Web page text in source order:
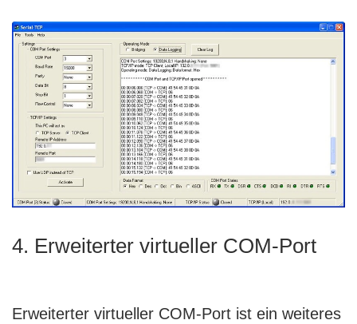
4. Erweiterter virtueller COM-Port
Erweiterter virtueller COM-Port ist ein weiteres